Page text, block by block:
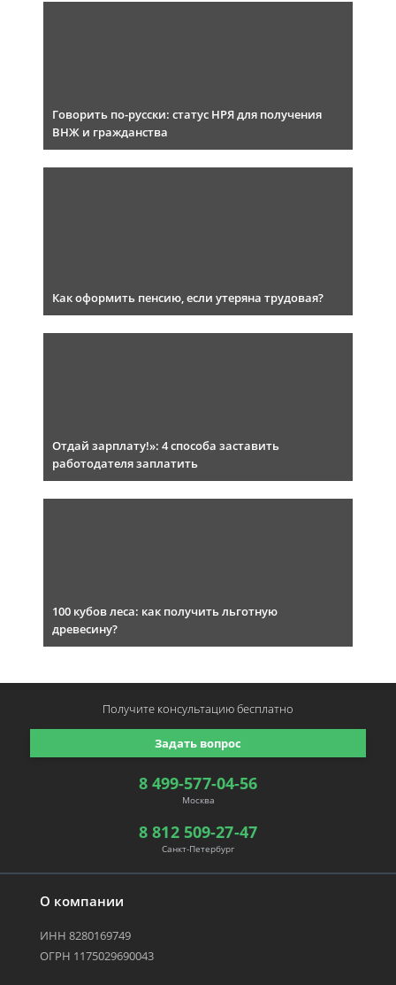
Говорить по-русски: статус НРЯ для получения
ВНЖ и гражданства
Как оформить пенсию, если утеряна трудовая?
Отдай зарплату!»: 4 способа заставить
работодателя заплатить
100 кубов леса: как получить льготную
древесину?
О компании
ИНН 8280169749
ОГРН 1175029690043
8 499-577-04-56
Москва
8 812 509-27-47
Санкт-Петербург
Задать вопрос
Получите консультациюбесплатно